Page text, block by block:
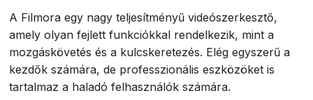
A Filmora egy nagy teljesítményű videószerkesztő,
amely olyan fejlett funkciókkal rendelkezik, mint a
mozgáskövetés és a kulcskeretezés. Elég egyszerű a
kezdők számára, de professzionális eszközöket is
tartalmaz a haladó felhasználók számára.